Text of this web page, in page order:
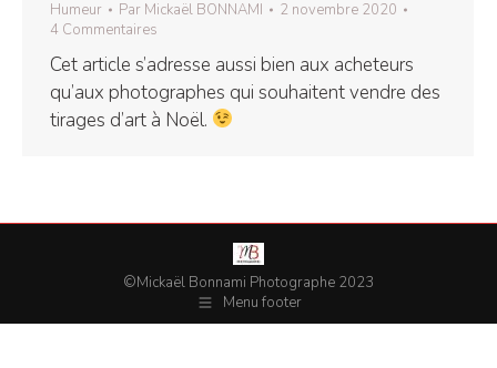
Humeur Par Mickaël BONNAMI
2 novembre 2020
4 Commentaires
Cet article s’adresse aussi bien aux acheteurs
qu’aux photographes qui souhaitent vendre des
tirages d’art à Noël.
©Mickaël Bonnami Photographe 2023
Menu footer